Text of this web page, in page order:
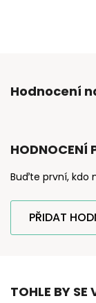
Hodnocení
HODNOCENÍ
Buďte první, kdo
PŘIDAT
TOHLE BY SE